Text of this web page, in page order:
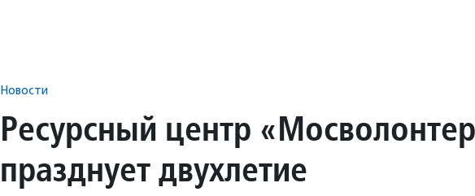
Новости
Ресурсный центр
празднует двухлетие